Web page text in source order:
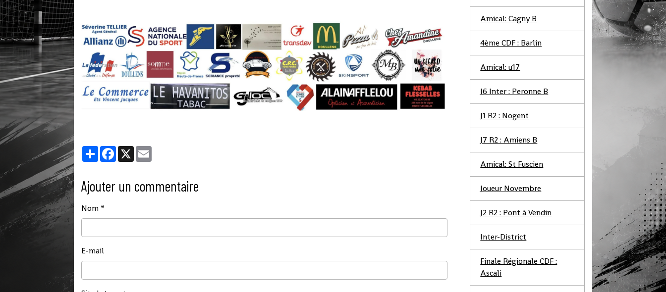
PartagerFacebook
X
Ajouter un commentaire
Nom
E-mail
Amical: Cagny B
4ème CDF : Barlin
Amical: u17
J6 Inter : Peronne B
J1 R2 : Nogent
J7 R2 : Amiens B
Amical: St Fuscien
Joueur Novembre
J2 R2 : Pont à Vendin
Inter-District
Finale Régionale CDF :
Ascali